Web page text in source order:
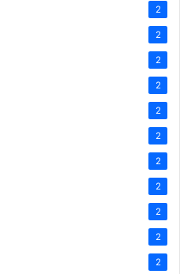
2
2
2
2
2
2
2
2
2
2
2